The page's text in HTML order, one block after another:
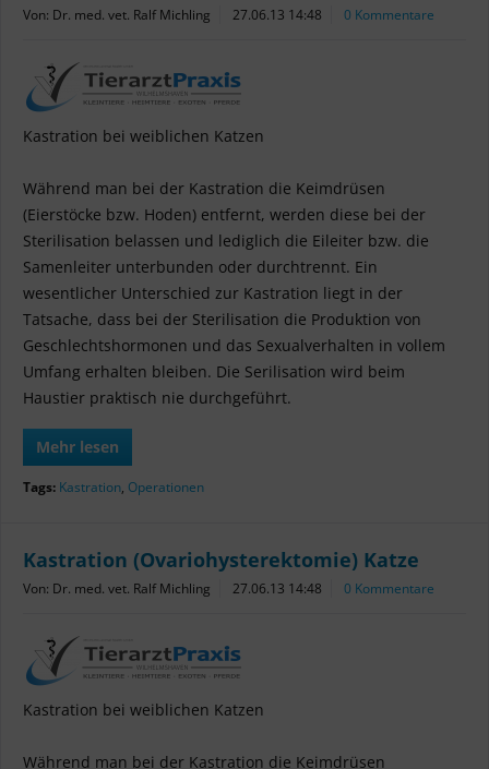
Von: Dr. med. vet. Ralf Michling 27.06.13 14:48 0 Kommentare
Kastration bei weiblichen Katzen
Während man bei der Kastration die Keimdrüsen
(Eierstöcke bzw. Hoden) entfernt, werden diese bei der
Sterilisation belassen und lediglich die Eileiter bzw. die
Samenleiter unterbunden oder durchtrennt. Ein
wesentlicher Unterschied zur Kastration liegt in der
Tatsache, dass bei der Sterilisation die Produktion von
Geschlechtshormonen und das Sexualverhalten in vollem
Umfang erhalten bleiben. Die Serilisation wird beim
Haustier praktisch nie durchgeführt.
Mehr lesen
Tags: Kastration, Operationen
Kastration (Ovariohysterektomie) Katze
Von: Dr. med. vet. Ralf Michling 27.06.13 14:48 0 Kommentare
Kastration bei weiblichen Katzen
Während man bei der Kastration die Keimdrüsen